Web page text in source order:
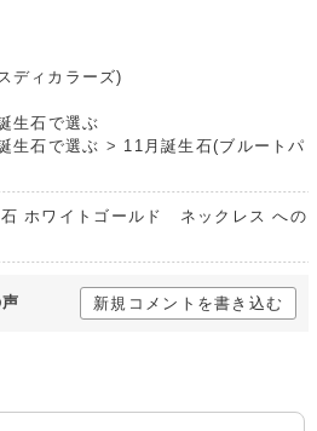
ディカラーズ)
生石で選ぶ
生石で選ぶ > 11月誕生石(ブルートパ
ホワイトゴールド ネックレス への
新規コメントを書き込む